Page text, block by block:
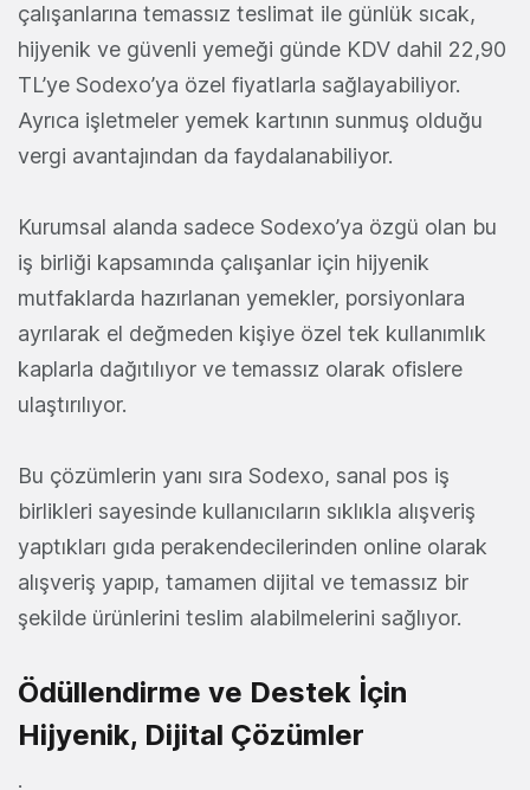
çalışanlarına temassız teslimat ile günlük sıcak,
hijyenik ve güvenli yemeği günde KDV dahil 22,90
TL’ye Sodexo’ya özel fiyatlarla sağlayabiliyor.
Ayrıca işletmeler yemek kartının sunmuş olduğu
vergi avantajından da faydalanabiliyor.
Kurumsal alanda sadece Sodexo’ya özgü olan bu
iş birliği kapsamında çalışanlar için hijyenik
mutfaklarda hazırlanan yemekler, porsiyonlara
ayrılarak el değmeden kişiye özel tek kullanımlık
kaplarla dağıtılıyor ve temassız olarak ofislere
ulaştırılıyor.
Bu çözümlerin yanı sıra Sodexo, sanal pos iş
birlikleri sayesinde kullanıcıların sıklıkla alışveriş
yaptıkları gıda perakendecilerinden online olarak
alışveriş yapıp, tamamen dijital ve temassız bir
şekilde ürünlerini teslim alabilmelerini sağlıyor.
Ödüllendirme ve Destek İçin
Hijyenik, Dijital Çözümler